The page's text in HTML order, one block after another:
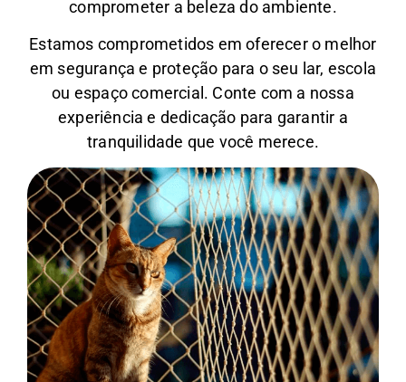
comprometer a beleza do ambiente.
Estamos comprometidos em oferecer o melhor
em segurança e proteção para o seu lar, escola
ou espaço comercial. Conte com a nossa
experiência e dedicação para garantir a
tranquilidade que você merece.